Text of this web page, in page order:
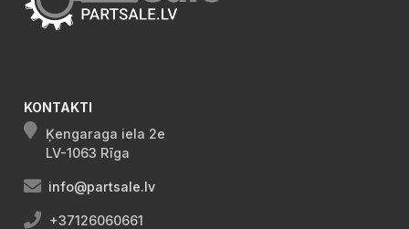
KONTAKTI
Ķengaraga iela 2e
LV-1063 Rīga
info@partsale.lv
+37126060661